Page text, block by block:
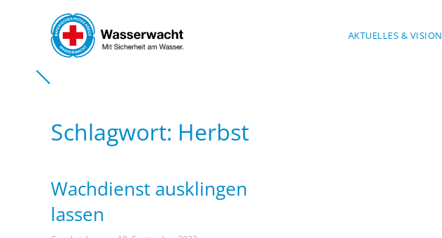
Skip to main content AKTUELLES & VISION
Schlagwort: Herbst
Wachdienst ausklingen
lassen